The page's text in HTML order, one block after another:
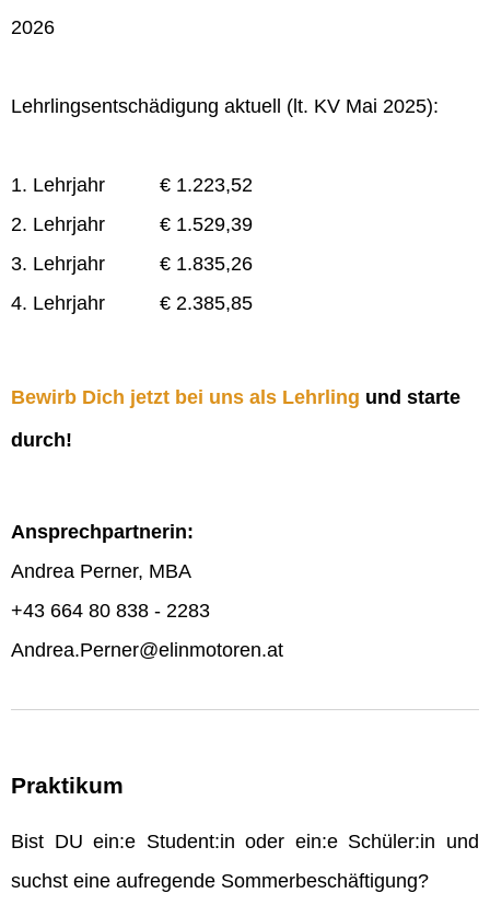
2026
Lehrlingsentschädigung aktuell (lt. KV Mai 2025):
1. Lehrjahr € 1.223,52
2. Lehrjahr € 1.529,39
3. Lehrjahr € 1.835,26
4. Lehrjahr € 2.385,85
Bewirb Dich jetzt bei uns als Lehrling und starte
durch!
Ansprechpartnerin:
Andrea Perner, MBA
+43 664 80 838 - 2283
Andrea.Perner@elinmotoren.at
Praktikum
Bist DU ein:e Student:in oder ein:e Schüler:in und
suchst eine aufregende Sommerbeschäftigung?